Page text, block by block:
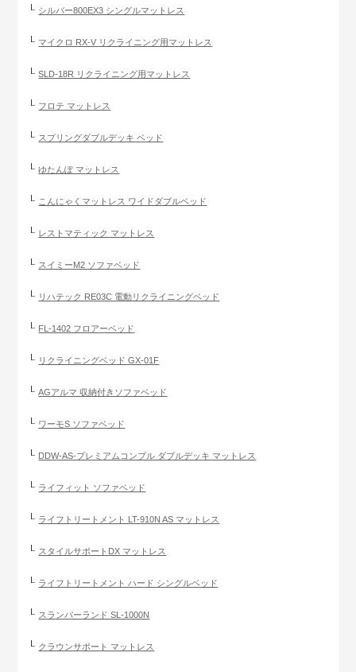
シルバー800EX3 シングルマットレス
マイクロ RX-V リクライニング用マットレス
SLD-18R リクライニング用マットレス
フロテ マットレス
スプリングダブルデッキ ベッド
ゆたんぽ マットレス
こんにゃくマットレス ワイドダブルベッド
レストマティック マットレス
スイミーM2 ソファベッド
リハテック RE03C 電動リクライニングベッド
FL-1402 フロアーベッド
リクライニングベッド GX-01F
AGアルマ 収納付きソファベッド
ワーモS ソファベッド
DDW-AS-プレミアムコンプル ダブルデッキ マットレス
ライフィット ソファベッド
ライフトリートメント LT-910N AS マットレス
スタイルサポートDX マットレス
ライフトリートメント ハード シングルベッド
スランバーランド SL-1000N
クラウンサポート マットレス